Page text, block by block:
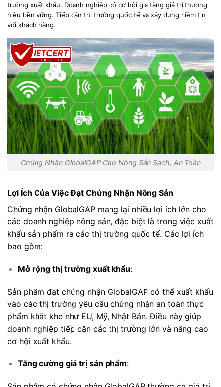
trường xuất khẩu. Doanh nghiệp có cơ hội gia tăng giá trị thương
hiệu bền vững. Tiếp cận thị trường quốc tế và xây dựng niềm tin
với khách hàng.
Chứng Nhận GlobalGAP Cho Nông Sản Sạch, An Toàn
Lợi Ích Của Việc Đạt Chứng Nhận Nông Sản
Chứng nhận GlobalGAP mang lại nhiều lợi ích lớn cho
các doanh nghiệp nông sản, đặc biệt là trong việc xuất
khẩu sản phẩm ra các thị trường quốc tế. Các lợi ích
bao gồm:
Mở rộng thị trường xuất khẩu:
Sản phẩm đạt chứng nhận GlobalGAP có thể xuất khẩu
vào các thị trường yêu cầu chứng nhận an toàn thực
phẩm khắt khe như EU, Mỹ, Nhật Bản. Điều này giúp
doanh nghiệp tiếp cận các thị trường lớn và nâng cao
cơ hội xuất khẩu.
Tăng cường giá trị sản phẩm: